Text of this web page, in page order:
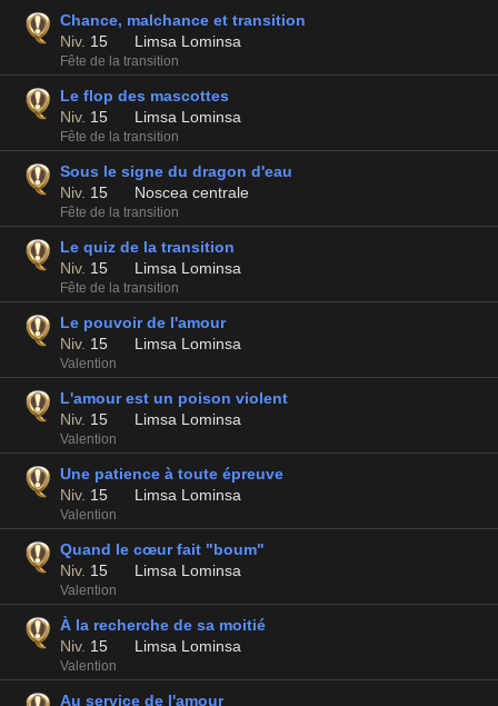
Chance, malchance et transition
Niv. 15 Limsa Lominsa
Fête de la transition
Le flop des mascottes
Niv. 15 Limsa Lominsa
Fête de la transition
Sous le signe du dragon d'eau
Niv. 15 Noscea centrale
Fête de la transition
Le quiz de la transition
Niv. 15 Limsa Lominsa
Fête de la transition
Le pouvoir de l'amour
Niv. 15 Limsa Lominsa
Valention
L'amour est un poison violent
Niv. 15 Limsa Lominsa
Valention
Une patience à toute épreuve
Niv. 15 Limsa Lominsa
Valention
Quand le cœur fait "boum"
Niv. 15 Limsa Lominsa
Valention
À la recherche de sa moitié
Niv. 15 Limsa Lominsa
Valention
Au service de l'amour